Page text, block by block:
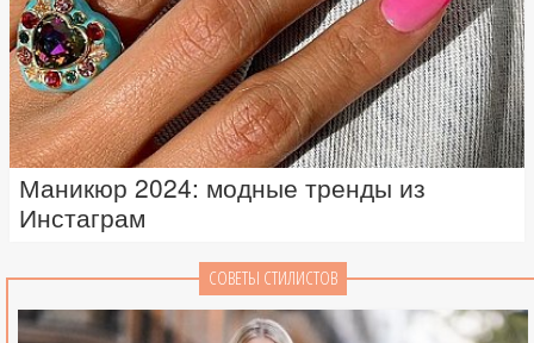
Маникюр 2024: модные тренды из
Инстаграм
СОВЕТЫ СТИЛИСТОВ